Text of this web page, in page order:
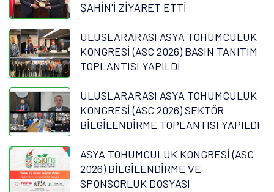
ŞAHİN'İ ZİYARET ETTİ
ULUSLARARASI ASYA TOHUMCULUK
KONGRESİ (ASC 2026) BASIN TANITIM
TOPLANTISI YAPILDI
ULUSLARARASI ASYA TOHUMCULUK
KONGRESİ (ASC 2026) SEKTÖR
BİLGİLENDİRME TOPLANTISI YAPILDI
ASYA TOHUMCULUK KONGRESİ (ASC
2026) BİLGİLENDİRME VE
SPONSORLUK DOSYASI